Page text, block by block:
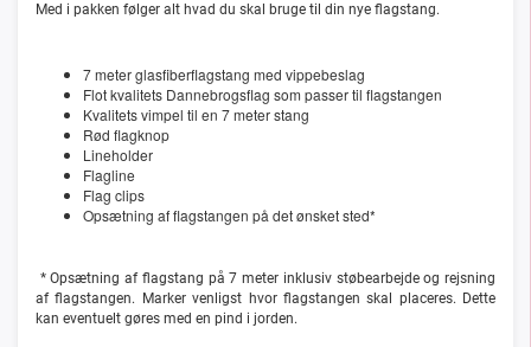
Med i pakken følger alt hvad du skal bruge til din nye flagstang.
7 meter glasfiberflagstang med vippebeslag
Flot kvalitets Dannebrogsflag som passer til flagstangen
Kvalitets vimpel til en 7 meter stang
Rød flagknop
Lineholder
Flagline
Flag clips
Opsætning af flagstangen på det ønsket sted*
*Opsætning af flagstang på 7 meter inklusiv støbearbejde og rejsning
af flagstangen.
Marker venligst hvor flagstangen skal placeres. Dette
kan eventuelt gøres med en pind i jorden.